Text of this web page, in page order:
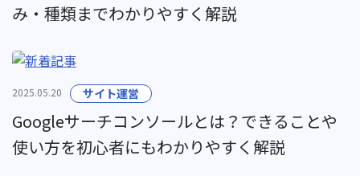
み・種類までわかりやすく解説
2025.05.20 サイト運営
Googleサーチコンソールとは？できることや
使い方を初心者にもわかりやすく解説